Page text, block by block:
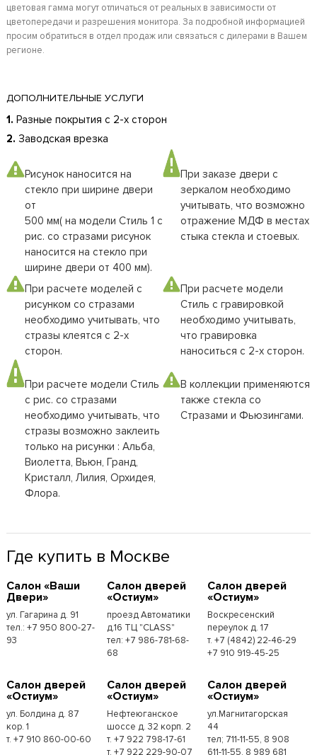
цветовая гамма могут отличаться от реальных в зависимости от
цветопередачи и разрешения монитора. За подробной информацией
просим обратиться в отдел продаж или связаться с дилерами в Вашем
регионе.
ДОПОЛНИТЕЛЬНЫЕ УСЛУГИ
1. Разные покрытия с 2-х сторон
2. Заводская врезка
Рисунок наносится на
стекло при ширине двери
от
500 мм( на модели Стиль 1 с
рис. со стразами рисунок
наносится на стекло при
ширине двери от 400 мм).
При заказе двери с
зеркалом необходимо
учитывать, что возможно
отражение МДФ в местах
стыка стекла и стоевых.
При расчете моделей с
рисунком со стразами
необходимо учитывать, что
стразы клеятся с 2-х
сторон.
При расчете модели
Стиль с гравировкой
необходимо учитывать,
что гравировка
наноситься с 2-х сторон.
При расчете модели Стиль
с рис. со стразами
необходимо учитывать, что
стразы возможно заклеить
только на рисунки : Альба,
Виолетта, Вьюн, Гранд,
Кристалл, Лилия, Орхидея,
Флора.
В коллекции применяются
также стекла со
Стразами и Фьюзингами.
Где купить в Москве
Cалон «Ваши
Двери»
ул. Гагарина д. 91
тел.: +7 950 800-27-
93
Cалон дверей
«Остиум»
проезд Автоматики
д.16 ТЦ "CLASS"
тел: +7 986-781-68-
68
Cалон дверей
«Остиум»
Воскресенский
переулок д. 17
т. +7 (4842) 22-46-29
+7 910 919-45-25
Cалон дверей
«Остиум»
ул. Болдина д. 87
кор. 1
т. +7 910 860-00-60
Cалон дверей
«Остиум»
Нефтеюганское
шоссе д. 32 корп. 2
т. +7 922 798-17-61
т. +7 922 229-90-07
Cалон дверей
«Остиум»
ул.Магнитагорская
44
тел; 711-11-55, 8 908
611-11-55, 8 989 681